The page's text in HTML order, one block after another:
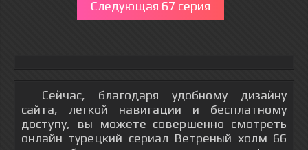
Следующая 67 серия
Сейчас, благодаря удобному дизайну
сайта, легкой навигации и бесплатному
доступу, вы можете совершенно смотреть
онлайн турецкий сериал Ветреный холм 66